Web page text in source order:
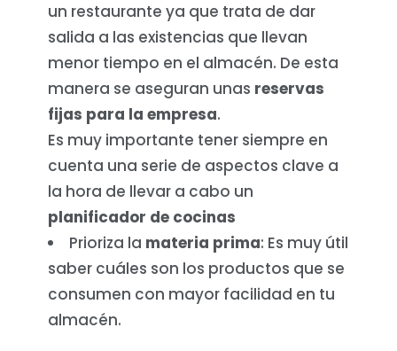
un restaurante ya que trata de dar
salida a las existencias que llevan
menor tiempo en el almacén. De esta
manera se aseguran unas reservas
fijas para la empresa.
Es muy importante tener siempre en
cuenta una serie de aspectos clave a
la hora de llevar a cabo un
planificador de cocinas
Prioriza la materia prima: Es muy útil
saber cuáles son los productos que se
consumen con mayor facilidad en tu
almacén.